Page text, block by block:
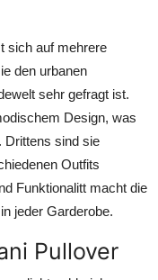
sich auf mehrere
den urbanen
sehr gefragt ist.
Design, was
Drittens sind sie
Outfits
Funktionalitt macht die
jeder Garderobe.
Pullover